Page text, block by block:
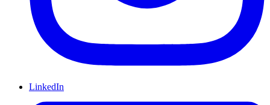
LinkedIn